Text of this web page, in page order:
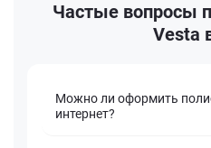
Частые вопросы
Vesta
Можно ли оформить
интернет?